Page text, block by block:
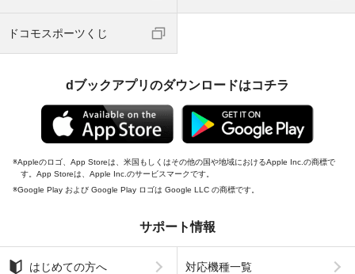
ドコモスポーツくじ
dブックアプリのダウンロードはコチラ
Appleのロゴ、App Storeは、米国もしくはその他の国や地域におけるApple Inc.の商標で
す。App Storeは、Apple Inc.のサービスマークです。
Google Play および Google Play ロゴは Google LLC の商標です。
サポート情報
はじめての方へ 対応機種一覧